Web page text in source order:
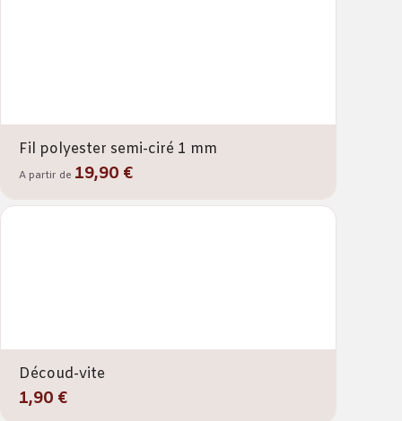
Fil polyester semi-ciré 1 mm
A partir de 19,90 €
Découd-vite
1,90 €